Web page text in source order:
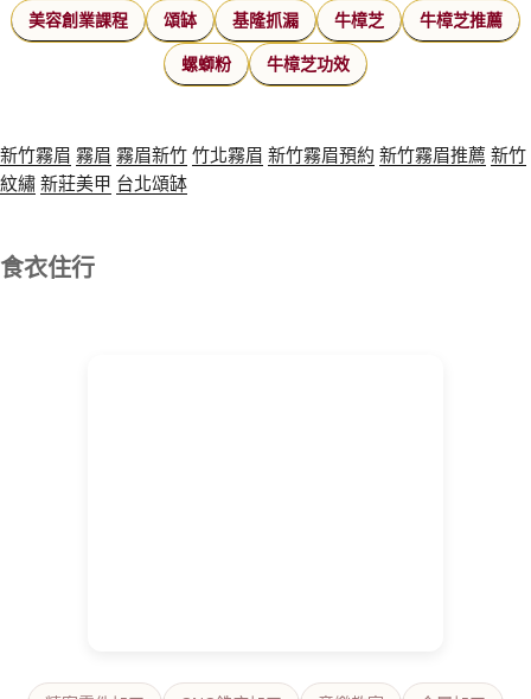
美容創業課程 頌缽 基隆抓漏 牛樟芝 牛樟芝推薦
螺螄粉 牛樟芝功效
新竹霧眉 霧眉 霧眉新竹竹北霧眉 新竹霧眉預約 新竹霧眉推薦 新竹
紋繡新莊美甲 台北頌缽
食衣住行